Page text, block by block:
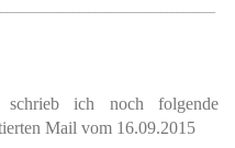
ich noch folgende
Mail vom 16.09.2015